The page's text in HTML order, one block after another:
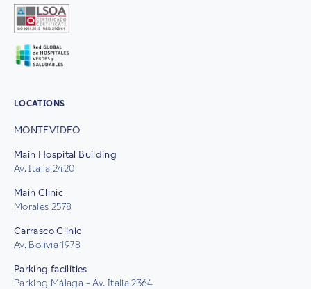
LOCATIONS
MONTEVIDEO
Main Hospital Building
Av. Italia 2420
Main Clinic
Morales 2578
Carrasco Clinic
Av. Bolivia 1978
Parking facilities
Parking Málaga - Av. Italia 2364